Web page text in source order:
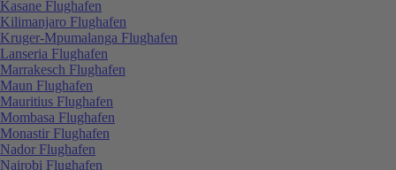
Kasane Flughafen
Kilimanjaro Flughafen
Kruger-Mpumalanga Flughafen
Lanseria Flughafen
Marrakesch Flughafen
Maun Flughafen
Mauritius Flughafen
Mombasa Flughafen
Monastir Flughafen
Nador Flughafen
Nairobi Flughafen